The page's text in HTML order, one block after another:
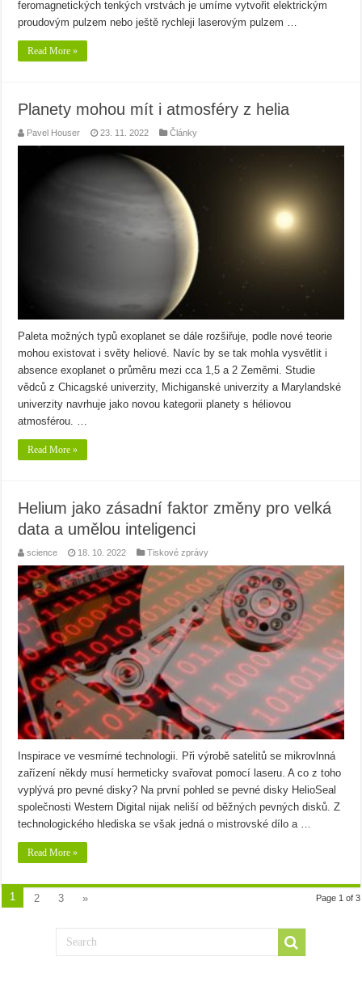
feromagnetických tenkých vrstvách je umíme vytvořit elektrickým
proudovým pulzem nebo ještě rychleji laserovým pulzem …
Read More »
Planety mohou mít i atmosféry z helia
Pavel Houser 23. 11. 2022 Články
Paleta možných typů exoplanet se dále rozšiřuje, podle nové teorie
mohou existovat i světy heliové. Navíc by se tak mohla vysvětlit i
absence exoplanet o průměru mezi cca 1,5 a 2 Zeměmi. Studie
vědců z Chicagské univerzity, Michiganské univerzity a Marylandské
univerzity navrhuje jako novou kategorii planety s héliovou
atmosférou. …
Read More »
Helium jako zásadní faktor změny pro velká
data a umělou inteligenci
science 18. 10. 2022 Tiskové zprávy
Inspirace ve vesmírné technologii. Při výrobě satelitů se mikrovlnná
zařízení někdy musí hermeticky svařovat pomocí laseru. A co z toho
vyplývá pro pevné disky? Na první pohled se pevné disky HelioSeal
společnosti Western Digital nijak neliší od běžných pevných disků. Z
technologického hlediska se však jedná o mistrovské dílo a …
Read More »
Page 1 of 3
1 2 3 »